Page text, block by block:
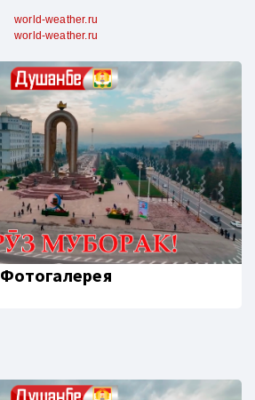
world-weather.ru
world-weather.ru
Фотогалерея